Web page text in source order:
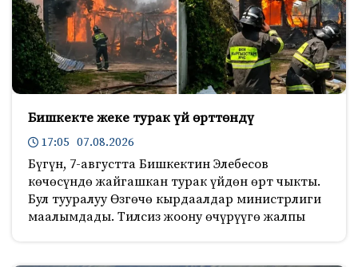
Бишкекте жеке турак үй өрттөндү
17:05 07.08.2026
Бүгүн, 7-августта Бишкектин Элебесов
көчөсүндө жайгашкан турак үйдөн өрт чыкты.
Бул тууралуу Өзгөчө кырдаалдар министрлиги
маалымдады. Тилсиз жоону өчүрүүгө жалпы